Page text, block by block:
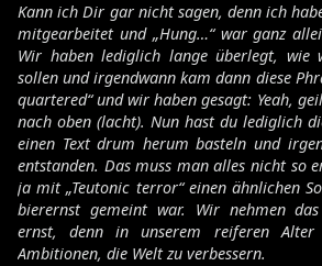
Kann ich Dir gar nicht sagen, denn ich
mitgearbeitet und „Hung…“ war ganz
Wir haben lediglich lange überlegt, wie
sollen und irgendwann kam dann diese
quartered“ und wir haben gesagt: Yeah,
nach oben (lacht). Nun hast du lediglich
einen Text drum herum basteln und
entstanden. Das muss man alles nicht so
ja mit „Teutonic terror“ einen ähnlichen
bierernst gemeint war. Wir nehmen
ernst, denn in unserem reiferen
Ambitionen, die Welt zu verbessern.